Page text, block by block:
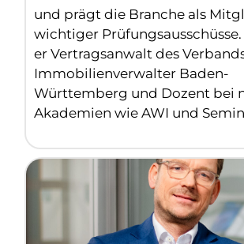
und prägt die Branche als
wichtiger
er Vertragsanwalt des
Immobilienverwalter Baden-
Württemberg und Dozent bei
Akademien wie AWI und